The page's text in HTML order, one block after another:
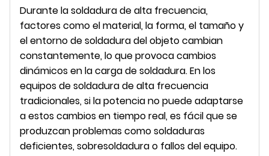
Durante la soldadura de alta frecuencia,
factores como el material, la forma, el tamaño y
el entorno de soldadura del objeto cambian
constantemente, lo que provoca cambios
dinámicos en la carga de soldadura. En los
equipos de soldadura de alta frecuencia
tradicionales, si la potencia no puede adaptarse
a estos cambios en tiempo real, es fácil que se
produzcan problemas como soldaduras
deficientes, sobresoldadura o fallos del equipo.